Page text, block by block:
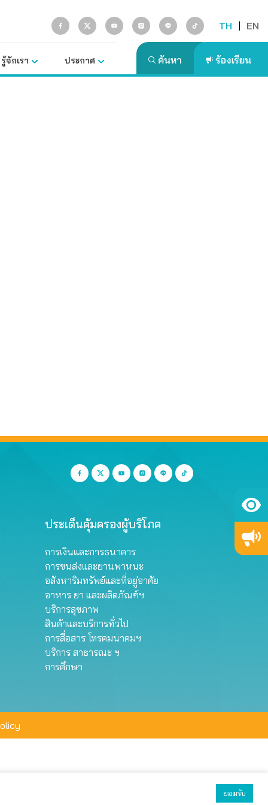
TH | EN
รู้จักเรา ประกาศ
ประเด็นคุ้มครองผู้บริโภค
การเงินและการธนาคาร
การขนส่งและยานพาหนะ
อสังหาริมทรัพย์และที่อยู่อาศัย
อาหาร ยา และผลิตภัณฑ์ฯ
บริการสุขภาพ
สินค้าและบริการทั่วไป
การสื่อสาร โทรคมนาคมฯ
บริการ สาธารณะ ฯ
การศึกษา
ยอมรับ